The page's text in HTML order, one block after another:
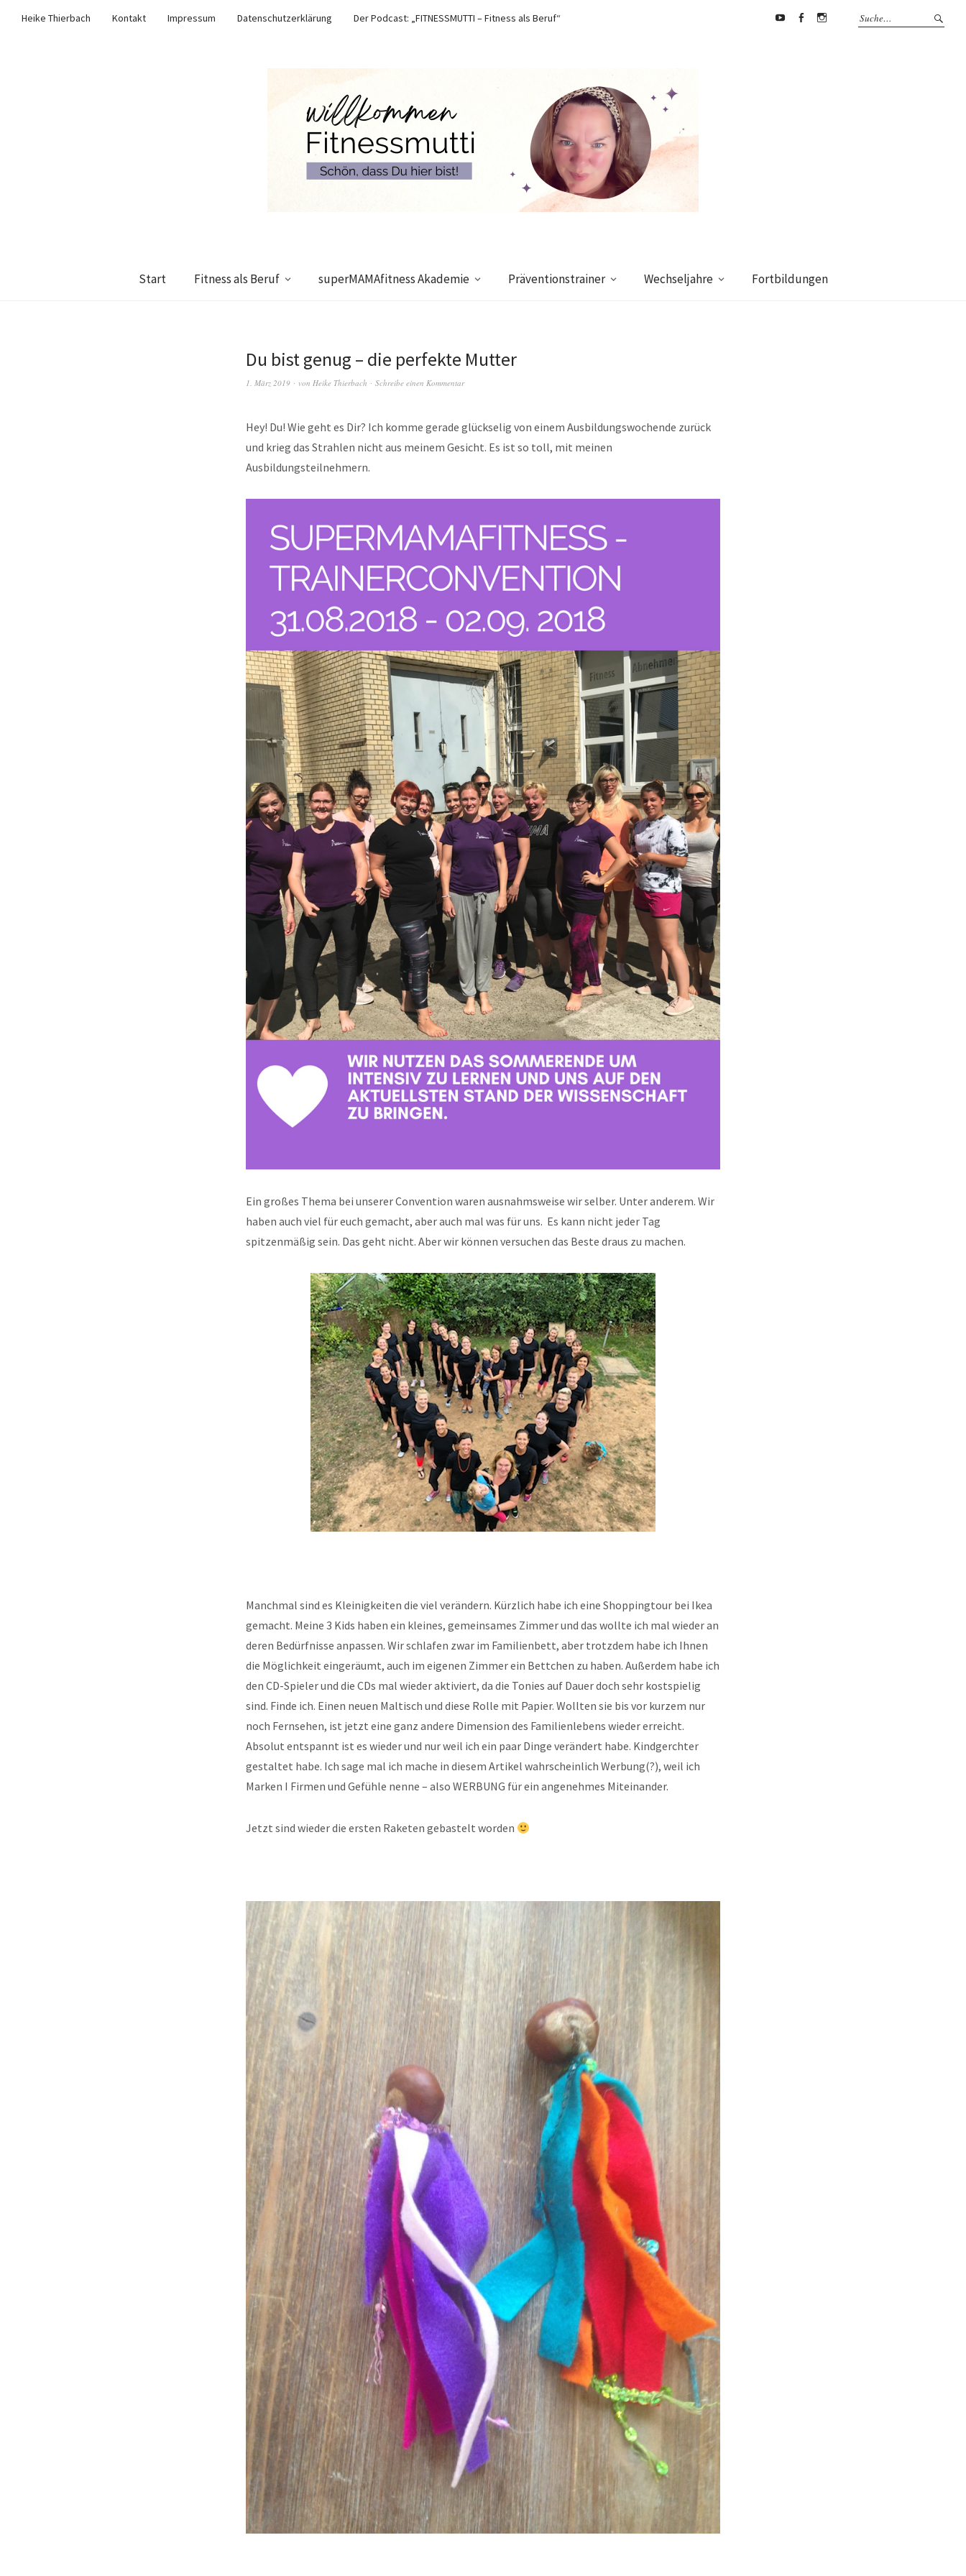
Heike Thierbach Kontakt Impressum Datenschutzerklärung
Der Podcast: „FITNESSMUTTI – Fitness als Beruf“
Start Fitness als Beruf superMAMAfitness Akademie Präventionstrainer Wechseljahre Fortbildungen
Du bist genug – die perfekte Mutter
1. März 2019 von Heike Thierbach Schreibe einen Kommentar
Hey! Du! Wie geht es Dir? Ich komme gerade glückselig von einem Ausbildungswochende zurück
und krieg das Strahlen nicht aus meinem Gesicht. Es ist so toll, mit meinen
Ausbildungsteilnehmern.
Ein großes Thema bei unserer Convention waren ausnahmsweise wir selber. Unter anderem. Wir
haben auch viel für euch gemacht, aber auch mal was für uns. Es kann nicht jeder Tag
spitzenmäßig sein. Das geht nicht. Aber wir können versuchen das Beste draus zu machen.
Manchmal sind es Kleinigkeiten die viel verändern. Kürzlich habe ich eine Shoppingtour bei Ikea
gemacht. Meine 3 Kids haben ein kleines, gemeinsames Zimmer und das wollte ich mal wieder an
deren Bedürfnisse anpassen. Wir schlafen zwar im Familienbett, aber trotzdem habe ich Ihnen
die Möglichkeit eingeräumt, auch im eigenen Zimmer ein Bettchen zu haben. Außerdem habe ich
den CD-Spieler und die CDs mal wieder aktiviert, da die Tonies auf Dauer doch sehr kostspielig
sind. Finde ich. Einen neuen Maltisch und diese Rolle mit Papier. Wollten sie bis vor kurzem nur
noch Fernsehen, ist jetzt eine ganz andere Dimension des Familienlebens wieder erreicht.
Absolut entspannt ist es wieder und nur weil ich ein paar Dinge verändert habe. Kindgerchter
gestaltet habe. Ich sage mal ich mache in diesem Artikel wahrscheinlich Werbung(?), weil ich
Marken I Firmen und Gefühle nenne – also WERBUNG für ein angenehmes Miteinander.
Jetzt sind wieder die ersten Raketen gebastelt worden